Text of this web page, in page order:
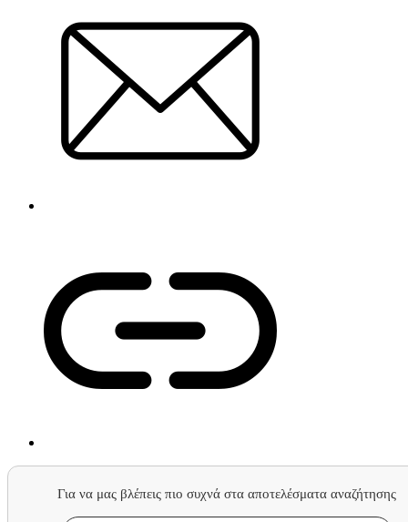
Για να μας βλέπεις πιο συχνά στα αποτελέσματα αναζήτησης